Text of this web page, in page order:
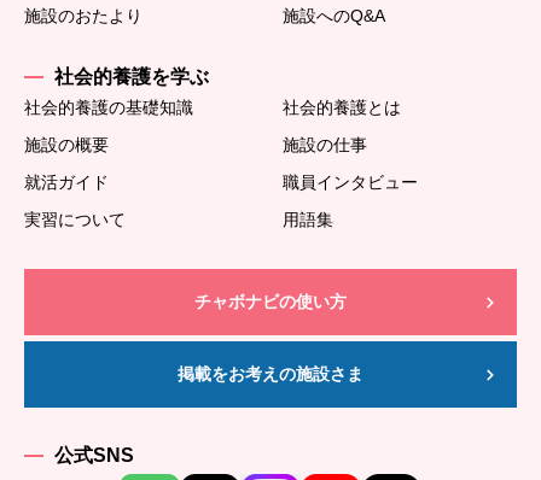
施設のおたより
施設へのQ&A
社会的養護を学ぶ
社会的養護の基礎知識
社会的養護とは
施設の概要
施設の仕事
就活ガイド
職員インタビュー
実習について
用語集
チャボナビの使い方
掲載をお考えの施設さま
公式SNS